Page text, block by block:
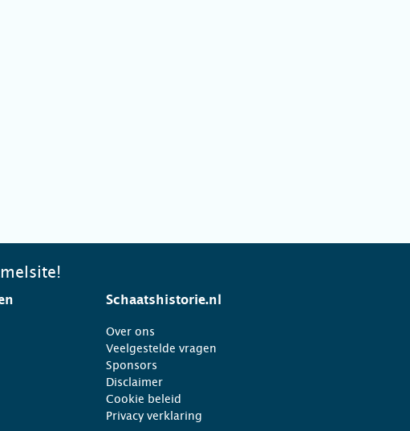
Schaatshistorie.nl
Over ons
Veelgestelde vragen
Sponsors
Disclaimer
Cookie beleid
Privacy verklaring